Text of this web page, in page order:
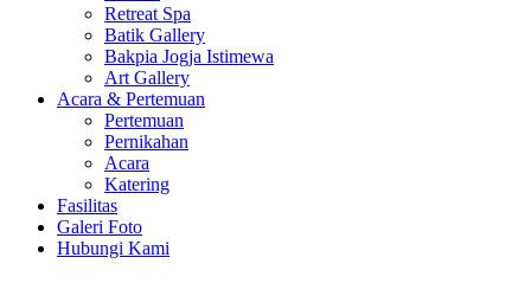
Retreat Spa
Batik Gallery
Bakpia Jogja Istimewa
Art Gallery
Acara & Pertemuan
Pertemuan
Pernikahan
Acara
Katering
Fasilitas
Galeri Foto
Hubungi Kami